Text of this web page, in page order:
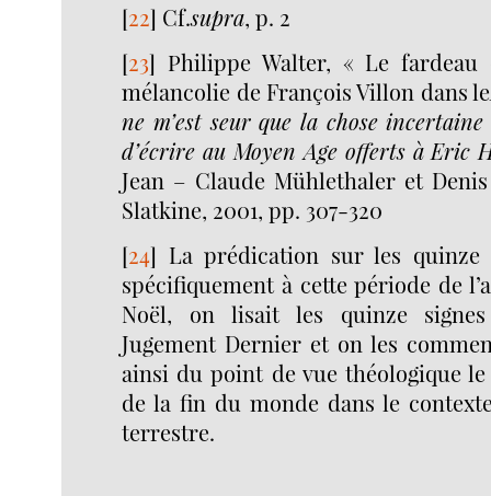
[22] Cf.supra, p. 2
[23] Philippe Walter, « Le
mélancolie de François Villon dans le
ne m’est seur que la chose
d’écrire au Moyen Age offerts à Eric
Jean – Claude Mühlethaler et
Slatkine, 2001, pp. 307-320
[24] La prédication sur les quinze
spécifiquement à cette période de
Noël, on lisait les quinze
Jugement Dernier et on les
ainsi du point de vue théologique le
de la fin du monde dans le
terrestre.